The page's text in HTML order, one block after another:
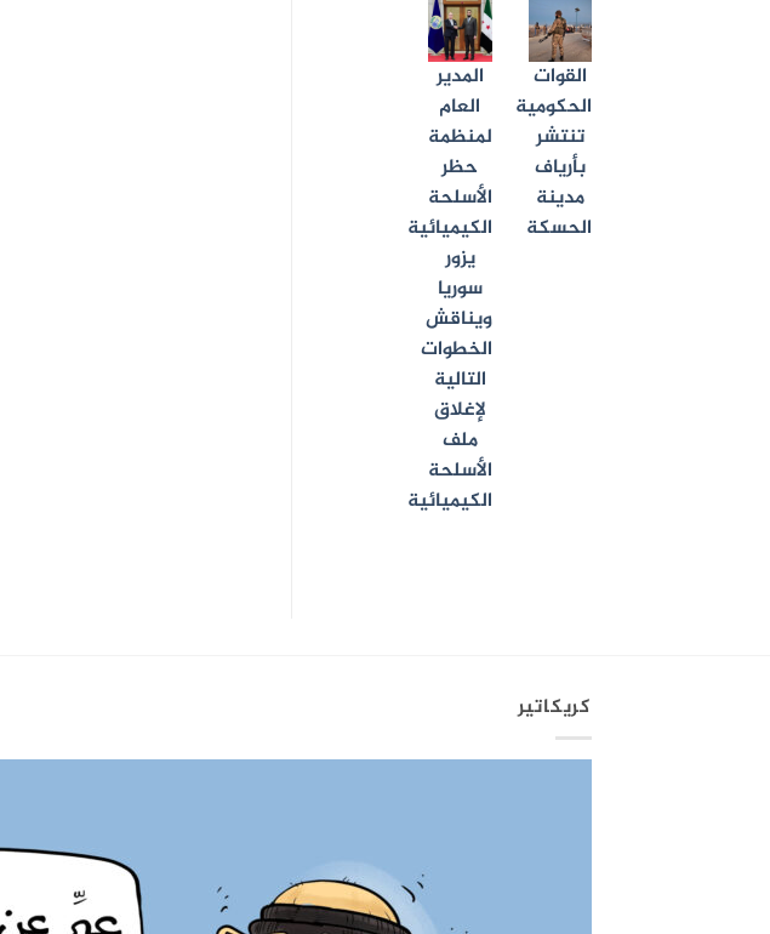
القوات
الحكومية
تنتشر
بأرياف
مدينة
الحسكة
المدير
العام
لمنظمة
حظر
الأسلحة
الكيميائية
يزور
سوريا
ويناقش
الخطوات
التالية
لإغلاق
ملف
الأسلحة
الكيميائية
كريكاتير